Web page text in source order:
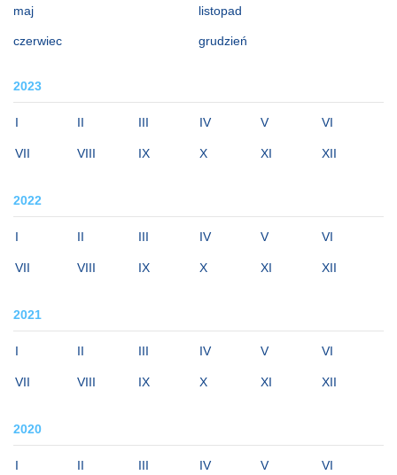
maj
czerwiec
listopad
grudzień
2023
I II III IV V VI
VII VIII IX X XI XII
2022
I II III IV V VI
VII VIII IX X XI XII
2021
I II III IV V VI
VII VIII IX X XI XII
2020
I II III IV V VI